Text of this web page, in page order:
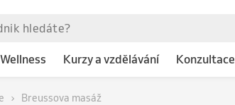
Wellness Kurzy a vzdělávání Konzultace
Breussova masáž